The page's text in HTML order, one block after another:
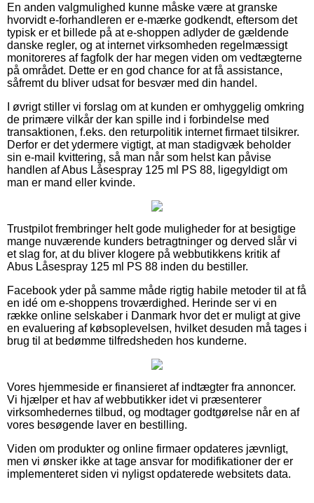
En anden valgmulighed kunne måske være at granske
hvorvidt e-forhandleren er e-mærke godkendt, eftersom det
typisk er et billede på at e-shoppen adlyder de gældende
danske regler, og at internet virksomheden regelmæssigt
monitoreres af fagfolk der har megen viden om vedtægterne
på området. Dette er en god chance for at få assistance,
såfremt du bliver udsat for besvær med din handel.
I øvrigt stiller vi forslag om at kunden er omhyggelig omkring
de primære vilkår der kan spille ind i forbindelse med
transaktionen, f.eks. den returpolitik internet firmaet tilsikrer.
Derfor er det ydermere vigtigt, at man stadigvæk beholder
sin e-mail kvittering, så man når som helst kan påvise
handlen af Abus Låsespray 125 ml PS 88, ligegyldigt om
man er mand eller kvinde.
Trustpilot frembringer helt gode muligheder for at besigtige
mange nuværende kunders betragtninger og derved slår vi
et slag for, at du bliver klogere på webbutikkens kritik af
Abus Låsespray 125 ml PS 88 inden du bestiller.
Facebook yder på samme måde rigtig habile metoder til at få
en idé om e-shoppens troværdighed. Herinde ser vi en
række online selskaber i Danmark hvor det er muligt at give
en evaluering af købsoplevelsen, hvilket desuden må tages i
brug til at bedømme tilfredsheden hos kunderne.
Vores hjemmeside er finansieret af indtægter fra annoncer.
Vi hjælper et hav af webbutikker idet vi præsenterer
virksomhedernes tilbud, og modtager godtgørelse når en af
vores besøgende laver en bestilling.
Viden om produkter og online firmaer opdateres jævnligt,
men vi ønsker ikke at tage ansvar for modifikationer der er
implementeret siden vi nyligst opdaterede websitets data.